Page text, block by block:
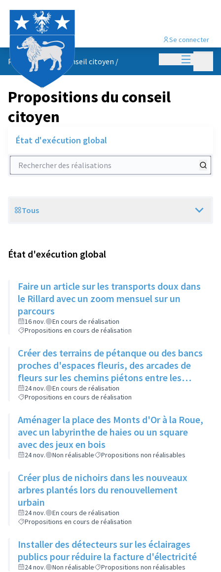
Menu
Se connecter
Propositions du conseil citoyen /
Propositions du conseil
citoyen
État d'exécution global
Rechercher des réalisations
Scope
Tous
État d'exécution global
Faire un article sur les transports doux dans
le Rillard avec un zoom mensuel sur un
parcours
16 nov.
En cours de réalisation
Propositions en cours de réalisation
Créer des terrains de pétanque ou des bancs
proches d'espaces fleuris, des arcades de
fleurs sur les chemins piétons entre les
immeubles
24 nov.
En cours de réalisation
Propositions en cours de réalisation
Aménager la place des Monts d'Or à la Roue,
avec un labyrinthe de haies ou un square
avec des jeux en bois
24 nov. Non réalisable Propositions non réalisables
Créer plus de nichoirs dans les nouveaux
arbres plantés lors du renouvellement
urbain
24 nov.
En cours de réalisation
Propositions en cours de réalisation
Installer des détecteurs sur les éclairages
publics pour réduire la facture d'électricité
24 nov. Non réalisable Propositions non réalisables